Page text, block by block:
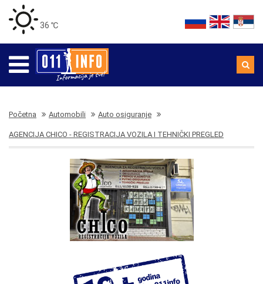
36 ℃
Početna Automobili Auto osiguranje
AGENCIJA CHICO - REGISTRACIJA VOZILA I TEHNIČKI PREGLED